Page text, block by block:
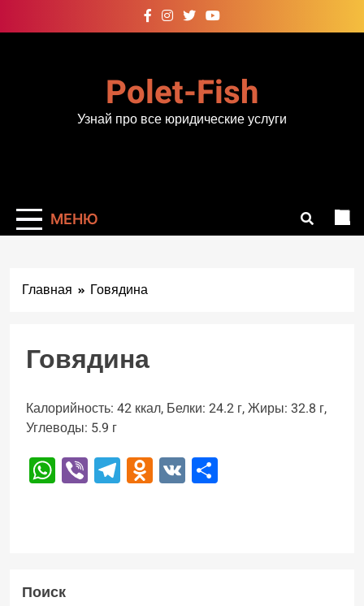
к
Polet-Fish
Узнай про все юридические услуги
МЕНЮ
Главная Говядина
Говядина
Калорийность: 42 ккал, Белки: 24.2 г, Жиры: 32.8 г,
Углеводы: 5.9 г
WhatsApp
ViberTelegram
Odnoklassniki
VK
Поиск